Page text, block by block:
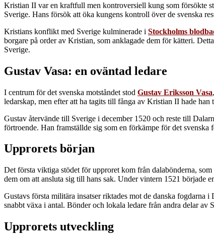
Kristian II var en kraftfull men kontroversiell kung som försökte
Sverige. Hans försök att öka kungens kontroll över de svenska
Kristians konflikt med Sverige kulminerade i Stockholms
borgare på order av Kristian, som anklagade dem för kätteri.
Sverige.
Gustav Vasa: en oväntad ledare
I centrum för det svenska motståndet stod Gustav Eriksson Vasa
ledarskap, men efter att ha tagits till fånga av Kristian II hade
Gustav återvände till Sverige i december 1520 och reste till
förtroende. Han framställde sig som en förkämpe för det
Upprorets början
Det första viktiga stödet för upproret kom från dalabönderna,
dem om att ansluta sig till hans sak. Under vintern 1521 började
Gustavs första militära insatser riktades mot de danska fogdarna
snabbt växa i antal. Bönder och lokala ledare från andra delar
Upprorets utveckling